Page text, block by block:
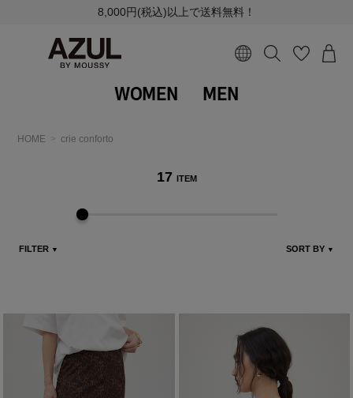
8,000円(税込)以上で送料無料！
WOMEN MEN
HOME crie conforto
17 ITEM
FILTER ▼ SORT BY ▼